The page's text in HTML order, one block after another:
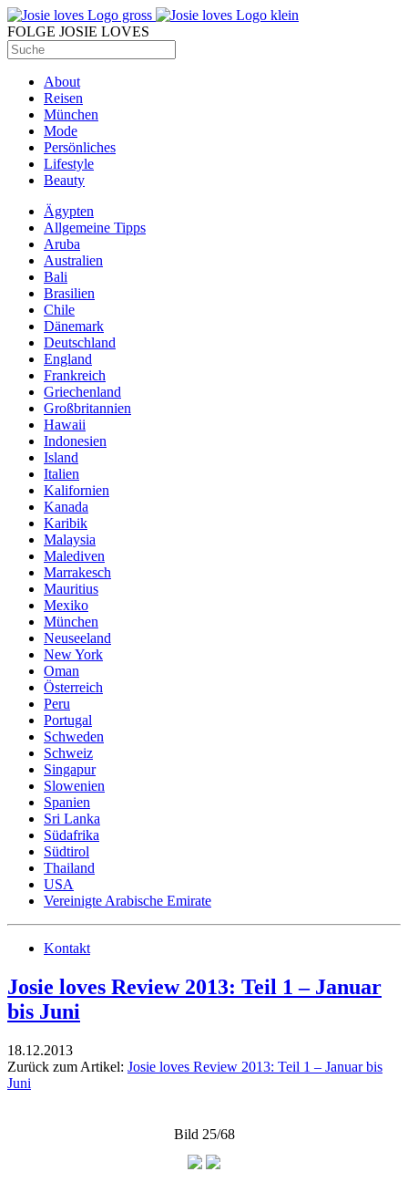
FOLGE JOSIE LOVES
About
Reisen
München
Mode
Persönliches
Lifestyle
Beauty
Ägypten
Allgemeine Tipps
Aruba
Australien
Bali
Brasilien
Chile
Dänemark
Deutschland
England
Frankreich
Griechenland
Großbritannien
Hawaii
Indonesien
Island
Italien
Kalifornien
Kanada
Karibik
Malaysia
Malediven
Marrakesch
Mauritius
Mexiko
München
Neuseeland
New York
Oman
Österreich
Peru
Portugal
Schweden
Schweiz
Singapur
Slowenien
Spanien
Sri Lanka
Südafrika
Südtirol
Thailand
USA
Vereinigte Arabische Emirate
Kontakt
Josie loves Review 2013: Teil 1 – Januar
bis Juni
18.12.2013
Zurück zum Artikel: Josie loves Review 2013: Teil 1 – Januar bis
Juni
Bild 25/68